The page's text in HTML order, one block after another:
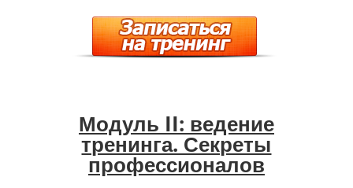
Модуль II: ведение
тренинга. Секреты
профессионалов